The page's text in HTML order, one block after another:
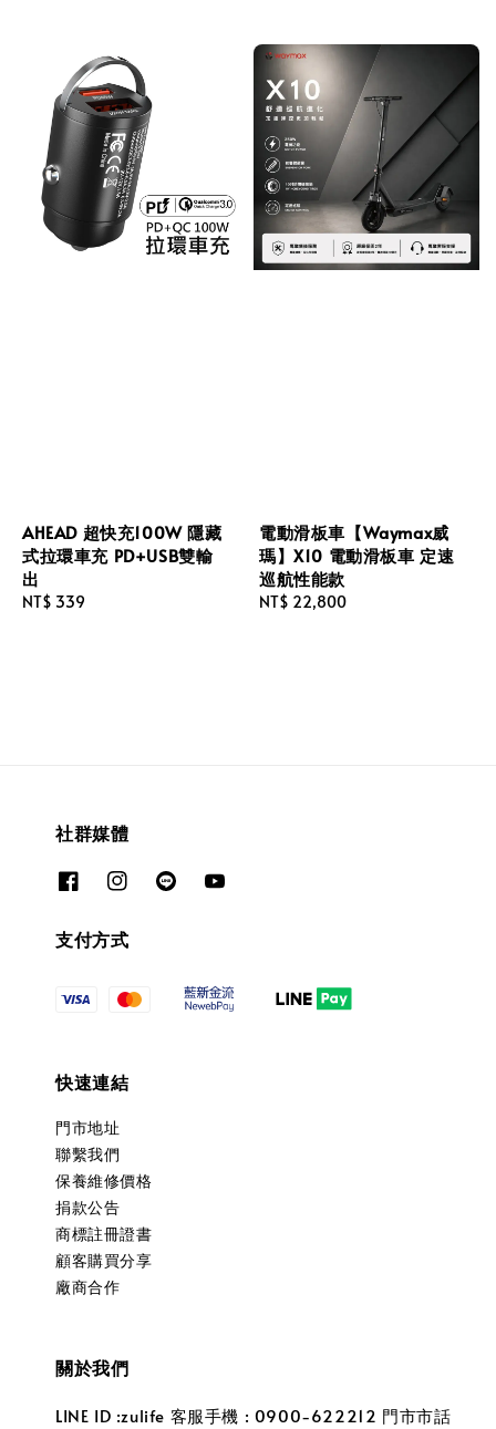
AHEAD 超快充100W 隱藏
式拉環車充 PD+USB雙輸
出
Regular
NT$ 339
電動滑板車【Waymax威
瑪】X10 電動滑板車 定速
巡航性能款
Regular
NT$ 22,800
社群媒體
支付方式
快速連結
門市地址
聯繫我們
保養維修價格
捐款公告
商標註冊證書
顧客購買分享
廠商合作
關於我們
LINE ID :zulife 客服手機 : 0900-622212 門市市話